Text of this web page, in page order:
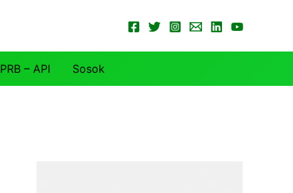
PRB – API Sosok